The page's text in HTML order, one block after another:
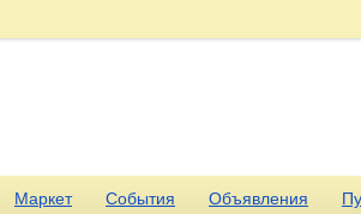
Маркет События Объявления